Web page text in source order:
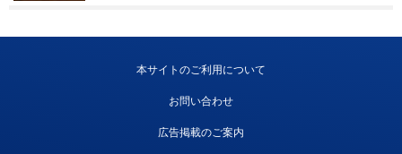
本サイトのご利用について
お問い合わせ
広告掲載のご案内